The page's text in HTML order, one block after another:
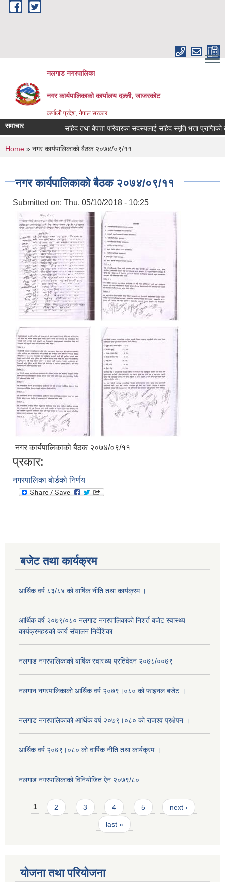
Skip to main content
नलगाड नगरपालिका
नगर कार्यपालिकाको कार्यालय दल्ली, जाजरकाेट
कर्णाली प्रदेश, नेपाल सरकार
समाचार सहिद तथा बेपत्ता परिवारका सदस्यलाई सहिद स्मृति भत्ता प्राप्तिको
You are here
Home » नगर कार्यपालिकाकाे बैठक २०७४/०९/११
नगर कार्यपालिकाकाे बैठक २०७४/०९/११
Submitted on: Thu, 05/10/2018 - 10:25
नगर कार्यपालिकाकाे बैठक २०७४/०९/११
प्रकार:
नगरपालिका बोर्डको निर्णय
बजेट तथा कार्यक्रम
आर्थिक वर्ष ८३/८४ को वार्षिक नीति तथा कार्यक्रम ।
आर्थिक वर्ष २०७९/०८० नलगाड नगरपालिकाको निशर्त बजेट स्वास्थ्य
कार्यक्रमहरुको कार्य संचालन निर्देशिका
नलगाड नगरपालिकाको बार्षिक स्वास्थ्य प्रतिवेदन २०७८/००७९
नलगान नगरपालिकाको आर्थिक वर्ष २०७९।०८० को फाइनल बजेट ।
नलगाड नगरपालिकाको आर्थिक वर्ष २०७९।०८० को राजश्व प्रक्षेपन ।
आर्थिक वर्ष २०७९।०८० को वार्षिक नीति तथा कार्यक्रम ।
नलगाड नगरपालिकाको विनियोजित ऐन २०७९/८०
Pages
1 2 3 4 5 next ›
last »
योजना तथा परियोजना